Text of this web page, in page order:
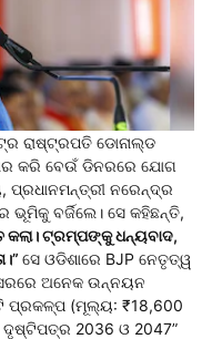
ରାଷ୍ଟ୍ରପତି ଡୋନାଲ୍ଡ
କରି ବେଉଁ ଡିନରରେ ଯୋଗ
ପ୍ରଧାନମନ୍ତ୍ରୀ ନରେନ୍ଦ୍ର
ବର୍ଜିଲେ। ସେ କହିଛନ୍ତି,
କଲା। ଟ୍ରମ୍ପଙ୍କୁ ଧନ୍ୟବାଦ,
ସେ ଓଡିଶାରେ BJP ନେତୃତ୍ୱ
ଅନେକ ଉନ୍ନୟନ
ପ୍ରକଳ୍ପ (ମୂଲ୍ୟ: ₹18,600
2036 ଓ 2047”